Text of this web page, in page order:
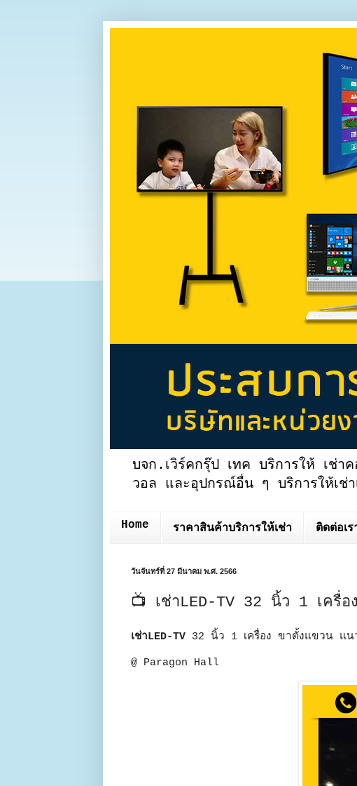
บจก.เวิร์คกรุ๊ป เทค บริการให้ เช่า
วอล และอุปกรณ์อื่น ๆ บริการให้เช่
Home ราคาสินค้าบริการให้เช่า ติดต่อเร
วันจันทร์ที่ 27 มีนาคม พ.ศ. 2566
📺 เช่าLED-TV 32 นิ้ว 1 เครื่
เช่าLED-TV 32 นิ้ว 1 เครื่อง ขาตั้งแขวน แน
@ Paragon Hall